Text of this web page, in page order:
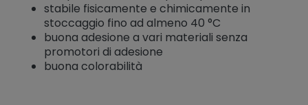
stabile fisicamente e chimicamente in
stoccaggio fino ad almeno 40 °C
buona adesione a vari materiali senza
promotori di adesione
buona colorabilità